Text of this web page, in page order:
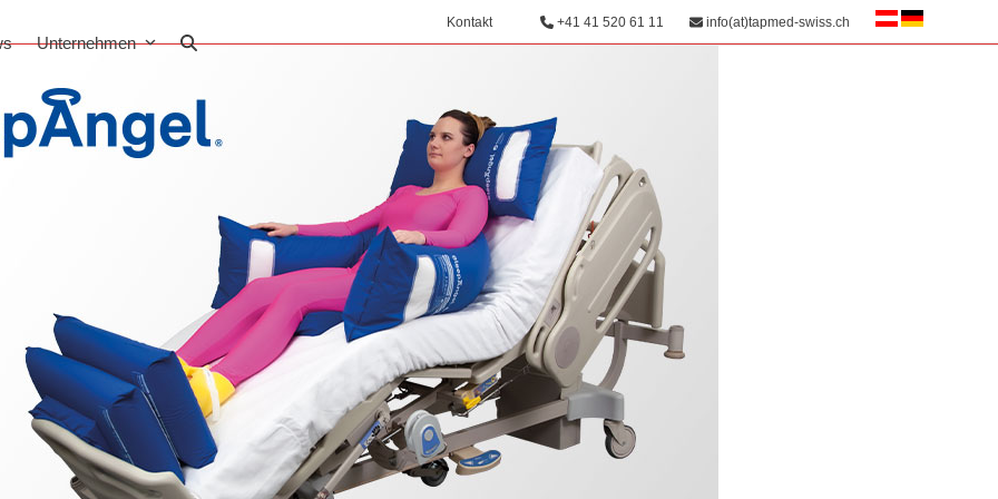
Kontakt +41 41 520 61 11 info(at)tapmed-swiss.ch
Unternehmen